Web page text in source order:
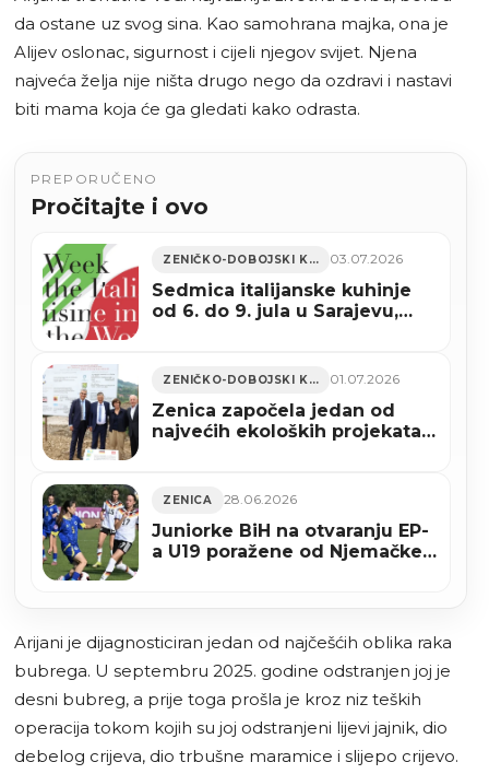
da ostane uz svog sina. Kao samohrana majka, ona je
Alijev oslonac, sigurnost i cijeli njegov svijet. Njena
najveća želja nije ništa drugo nego da ozdravi i nastavi
biti mama koja će ga gledati kako odrasta.
PREPORUČENO
Pročitajte i ovo
ZENIČKO-DOBOJSKI KANTON 03.07.2026
Sedmica italijanske kuhinje
od 6. do 9. jula u Sarajevu,
ZENIČKO-DOBOJSKI KANTON 01.07.2026
Zenica započela jedan od
najvećih ekoloških projekata u
ZENICA 28.06.2026
Juniorke BiH na otvaranju EP-
a U19 poražene od Njemačke
Arijani je dijagnosticiran jedan od najčešćih oblika raka
bubrega. U septembru 2025. godine odstranjen joj je
desni bubreg, a prije toga prošla je kroz niz teških
operacija tokom kojih su joj odstranjeni lijevi jajnik, dio
debelog crijeva, dio trbušne maramice i slijepo crijevo.